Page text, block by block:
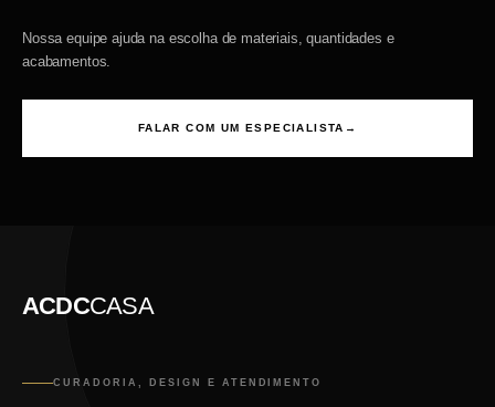
Nossa equipe ajuda na escolha de materiais, quantidades e
acabamentos.
FALAR COM UM ESPECIALISTA →
ACDCCASA
CURADORIA, DESIGN E ATENDIMENTO